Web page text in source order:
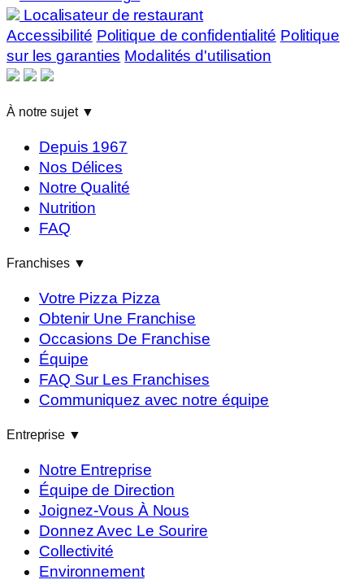
Localisateur de restaurant
Accessibilité Politique de confidentialité Politique
sur les garanties Modalités d'utilisation
À notre sujet ▼
Depuis 1967
Nos Délices
Notre Qualité
Nutrition
FAQ
Franchises ▼
Votre Pizza Pizza
Obtenir Une Franchise
Occasions De Franchise
Équipe
FAQ Sur Les Franchises
Communiquez avec notre équipe
Entreprise ▼
Notre Entreprise
Équipe de Direction
Joignez-Vous À Nous
Donnez Avec Le Sourire
Collectivité
Environnement